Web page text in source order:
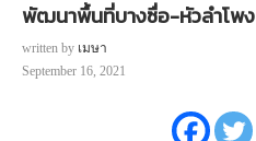
พัฒนาพื้นที่บางซื่อ-หัวลำโพง
written by เมษา
September 16, 2021